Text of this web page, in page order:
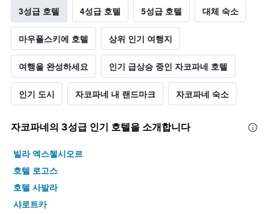
3성급 호텔 4성급 호텔 5성급 호텔 대체 숙소
마우폴스키에 호텔 상위 인기 여행지
여행을 완성하세요 인기 급상승 중인 자코파네 호텔
인기 도시 자코파네 내 랜드마크 자코파네 숙소
자코파네​의 3​성급 인기 호텔을 소개합니다
빌라 엑스첼시오르
호텔 로고스
호텔 사발라
샤로트카